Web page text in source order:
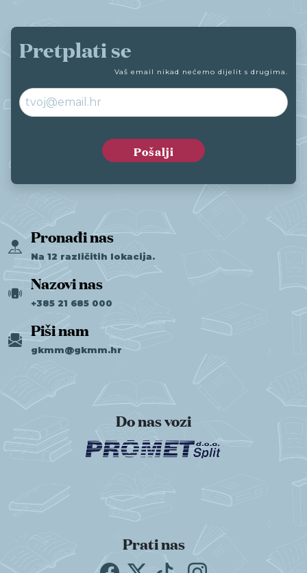
Pretplati se
Vaš email nikad nećemo dijelit s drugima.
Pronađi nas
Na 12 različitih lokacija.
Nazovi nas
+385 21 685 000
Piši nam
gkmm@gkmm.hr
Do nas vozi
Prati nas